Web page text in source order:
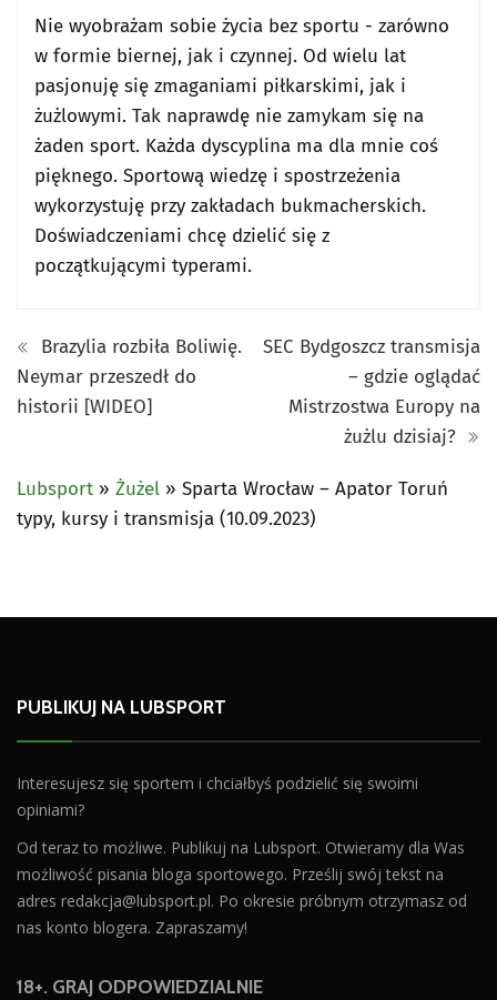
Nie wyobrażam sobie życia bez sportu - zarówno
w formie biernej, jak i czynnej. Od wielu lat
pasjonuję się zmaganiami piłkarskimi, jak i
żużlowymi. Tak naprawdę nie zamykam się na
żaden sport. Każda dyscyplina ma dla mnie coś
pięknego. Sportową wiedzę i spostrzeżenia
wykorzystuję przy zakładach bukmacherskich.
Doświadczeniami chcę dzielić się z
początkującymi typerami.
Brazylia rozbiła Boliwię.
Neymar przeszedł do
historii [WIDEO]
SEC Bydgoszcz transmisja
– gdzie oglądać
Mistrzostwa Europy na
żużlu dzisiaj?
Lubsport » Żużel » Sparta Wrocław – Apator Toruń
typy, kursy i transmisja (10.09.2023)
PUBLIKUJ NA LUBSPORT
Interesujesz się sportem i chciałbyś podzielić się swoimi
opiniami?
Od teraz to możliwe. Publikuj na Lubsport. Otwieramy dla Was
możliwość pisania bloga sportowego. Prześlij swój tekst na
adres redakcja@lubsport.pl. Po okresie próbnym otrzymasz od
nas konto blogera. Zapraszamy!
18+. GRAJ ODPOWIEDZIALNIE